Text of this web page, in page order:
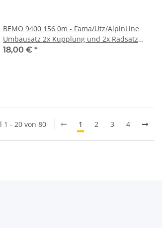
BEMO 9400 156 0m - Fama/Utz/AlpinLine
Umbausatz 2x Kupplung und 2x Radsatz
Vollrad für BEMO 9455xxx und 9482xxx
18,00 € *
1 - 20 von 80 1 2 3 4